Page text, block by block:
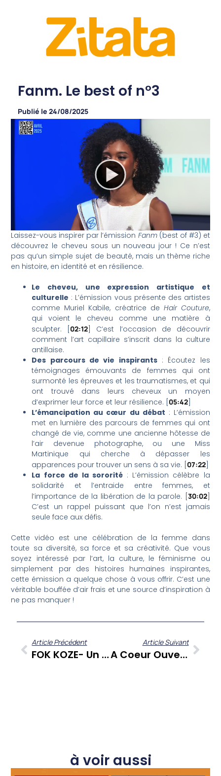
Fanm. Le best of n°3
Publié le 24/08/2025
Laissez-vous inspirer par l’émission Fanm(best of #3) et
découvrez le cheveu sous un nouveau jour ! Ce n’est
pas qu’un simple sujet de beauté, mais un thème riche
en histoire, en identité et en résilience.
Le cheveu, une expression artistique et
culturelle : L’émission vous présente des artistes
comme Muriel Kabile, créatrice de Hair Couture,
qui voient le cheveu comme une matière à
sculpter. [ 02:12 ] C’est l’occasion de découvrir
comment l’art capillaire s’inscrit dans la culture
antillaise.
Des parcours de vie inspirants: Écoutez les
témoignages émouvants de femmes qui ont
surmonté les épreuves et les traumatismes, et qui
ont trouvé dans leurs cheveux un moyen
d’exprimer leur force et leur résilience. [ 05:42
L’émancipation au cœur du débat : L’émission
met en lumière des parcours de femmes qui ont
changé de vie, comme une ancienne hôtesse de
l’air devenue photographe, ou une Miss
Martinique qui cherche à dépasser les
apparences pour trouver un sens à sa vie. [ 07:22
La force de la sororité : L’émission célèbre la
solidarité et l’entraide entre femmes, et
l’importance de la libération de la parole. [ 30:02]
C’est un rappel puissant que l’on n’est jamais
seule face aux défis.
Cette vidéo est une célébration de la femme dans
toute sa diversité, sa force et sa créativité. Que vous
soyez intéressé par l’art, la culture, le féminisme ou
simplement par des histoires humaines inspirantes,
cette émission a quelque chose à vous offrir. C’est une
véritable bouffée d’air frais et une source d’inspiration à
ne pas manquer !
Article Précédent
FOK KOZE- Un Mot De Trop, Un Message Insistant..C’est Du Harcèlement Ou Je Me Fais Des Idées?
Article Suivant
A Coeur Ouvert – Avec Ralph Monplaisir
à voir aussi